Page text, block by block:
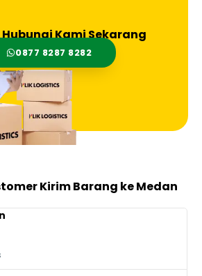
Hubungi Kami Sekarang
0877 8287 8282
Kirim Barang ke Medan